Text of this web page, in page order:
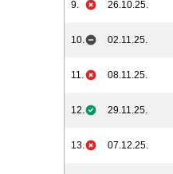
9. 26.10.25.
10. 02.11.25.
11. 08.11.25.
12. 29.11.25.
13. 07.12.25.